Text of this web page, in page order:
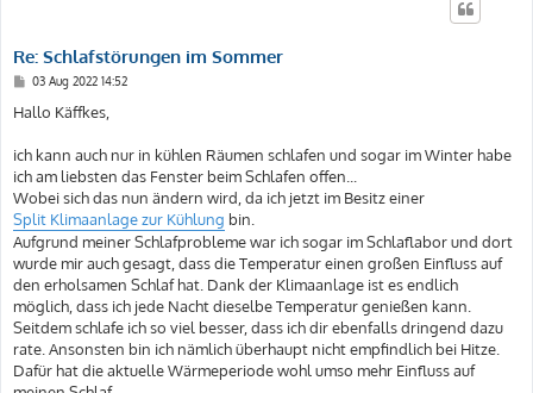
Re: Schlafstörungen im Sommer
B
i
t
a
g
03 Aug 2022 14:52
Hallo Käffkes,
ich kann auch nur in kühlen Räumen schlafen und sogar im Winter habe
ich am liebsten das Fenster beim Schlafen offen...
Wobei sich das nun ändern wird, da ich jetzt im Besitz einer
Split Klimaanlage zur Kühlung bin.
Aufgrund meiner Schlafprobleme war ich sogar im Schlaflabor und dort
wurde mir auch gesagt, dass die Temperatur einen großen Einfluss auf
den erholsamen Schlaf hat. Dank der Klimaanlage ist es endlich
möglich, dass ich jede Nacht dieselbe Temperatur genießen kann.
Seitdem schlafe ich so viel besser, dass ich dir ebenfalls dringend dazu
rate. Ansonsten bin ich nämlich überhaupt nicht empfindlich bei Hitze.
Dafür hat die aktuelle Wärmeperiode wohl umso mehr Einfluss auf